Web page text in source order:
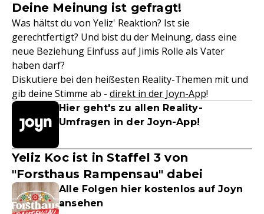
Deine Meinung ist gefragt!
Was hältst du von Yeliz' Reaktion? Ist sie
gerechtfertigt? Und bist du der Meinung, dass eine
neue Beziehung Einfuss auf Jimis Rolle als Vater
haben darf?
Diskutiere bei den heißesten Reality-Themen mit und
gib deine Stimme ab - direkt in der Joyn-App!
Hier geht's zu allen Reality-
Umfragen in der Joyn-App!
Yeliz Koc ist in Staffel 3 von
"Forsthaus Rampensau" dabei
Alle Folgen hier kostenlos auf Joyn
ansehen